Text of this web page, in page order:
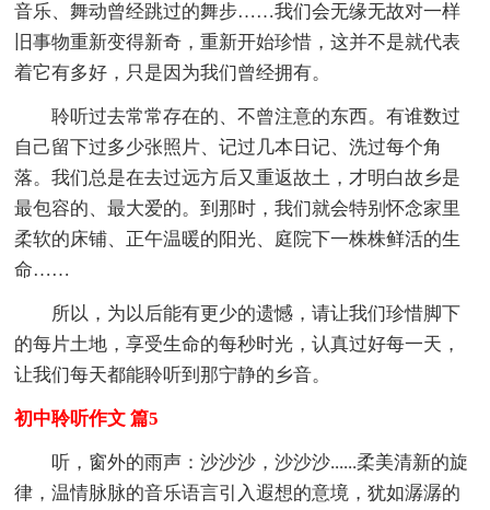
音乐、舞动曾经跳过的舞步……我们会无缘无故对一样
旧事物重新变得新奇，重新开始珍惜，这并不是就代表
着它有多好，只是因为我们曾经拥有。
聆听过去常常存在的、不曾注意的东西。有谁数过
自己留下过多少张照片、记过几本日记、洗过每个角
落。我们总是在去过远方后又重返故土，才明白故乡是
最包容的、最大爱的。到那时，我们就会特别怀念家里
柔软的床铺、正午温暖的阳光、庭院下一株株鲜活的生
命……
所以，为以后能有更少的遗憾，请让我们珍惜脚下
的每片土地，享受生命的每秒时光，认真过好每一天，
让我们每天都能聆听到那宁静的乡音。
初中聆听作文 篇5
听，窗外的雨声：沙沙沙，沙沙沙......柔美清新的旋
律，温情脉脉的音乐语言引入遐想的意境，犹如潺潺的